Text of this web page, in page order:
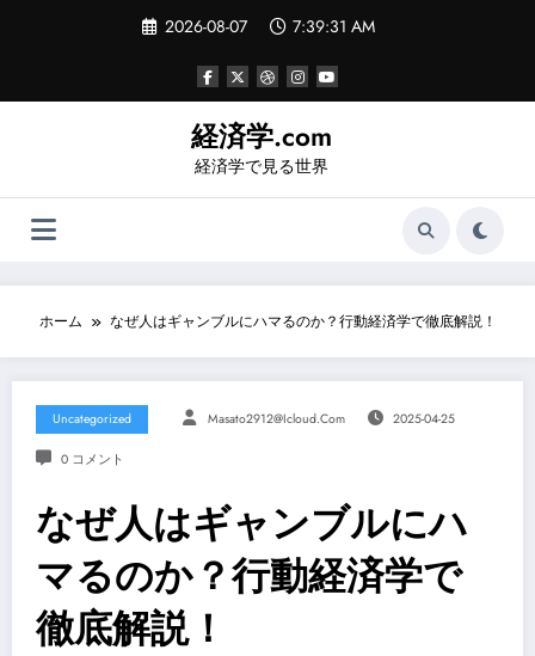
ツ
2026-08-07 7:39:31 AM
経済学.com
経済学で見る世界
ホーム なぜ人はギャンブルにハマるのか？行動経済学で徹底解説！
Uncategorized Masato2912@icloud.com 2025-04-25
0 コメント
なぜ人はギャンブルにハ
マるのか？行動経済学で
徹底解説！